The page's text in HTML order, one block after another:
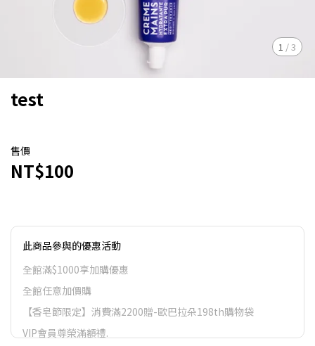
1 /3
test
售價
NT$100
此商品參與的優惠活動
全館滿$1000享加購優惠
全館任意加價購
【香皂節限定】消費滿2200贈-歐巴拉朵198th購物袋
VIP會員尊榮滿額禮.